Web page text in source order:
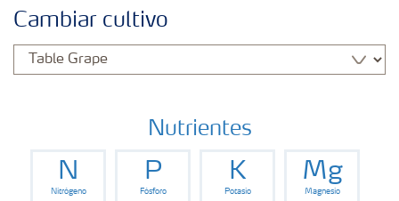
Portafolio de Agricultura Digital
Almacenaje y manejo de fertilizantes
Cultivos
Cambiar cultivo
Nutrientes
N
Nitrógeno
P
Fósforo
K
Potasio
Mg
Magnesio